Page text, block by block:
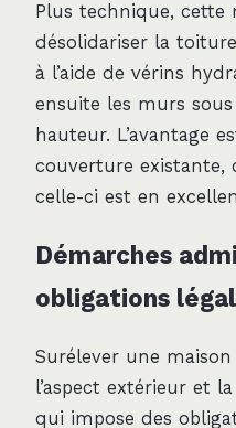
Plus technique, cette
désolidariser la
à l’aide de vérins
ensuite les murs
hauteur. L’avantage
couverture existante,
celle-ci est en
Démarches
obligations
Surélever une
l’aspect extérieur et
qui impose des